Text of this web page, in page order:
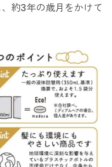
約3年の歳月をかけて